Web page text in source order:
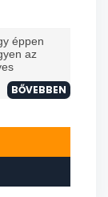
éppen
az
BŐVEBBEN